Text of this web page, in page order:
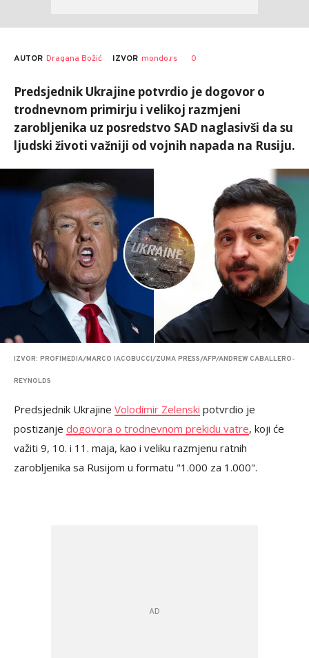
AUTOR Dragana Božić IZVOR mondo.rs 0
Predsjednik Ukrajine potvrdio je dogovor o
trodnevnom primirju i velikoj razmjeni
zarobljenika uz posredstvo SAD naglasivši da su
ljudski životi važniji od vojnih napada na Rusiju.
IZVOR: PROFIMEDIA/MARCO IACOBUCCI/ZUMA PRESS/AFP/ANDREW CABALLERO-
REYNOLDS
Predsjednik Ukrajine Volodimir Zelenski potvrdio je
postizanje dogovora o trodnevnom prekidu vatre, koji će
važiti 9, 10. i 11. maja, kao i veliku razmjenu ratnih
zarobljenika sa Rusijom u formatu "1.000 za 1.000".